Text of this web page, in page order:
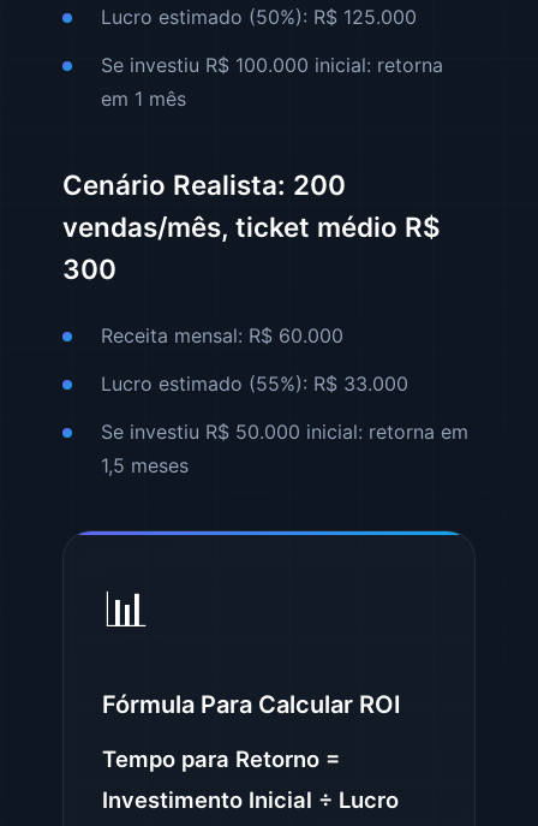
Lucro estimado (50%): R$ 125.000
Se investiu R$ 100.000 inicial: retorna
em 1 mês
Cenário Realista: 200
vendas/mês, ticket médio R$
300
Receita mensal: R$ 60.000
Lucro estimado (55%): R$ 33.000
Se investiu R$ 50.000 inicial: retorna em
1,5 meses
📊
Fórmula Para Calcular ROI
Tempo para Retorno =
Investimento Inicial ÷ Lucro